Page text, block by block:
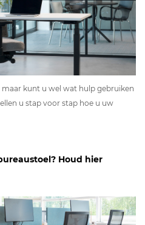
kunt u wel wat hulp gebruiken
u stap voor stap hoe u uw
Houd hier